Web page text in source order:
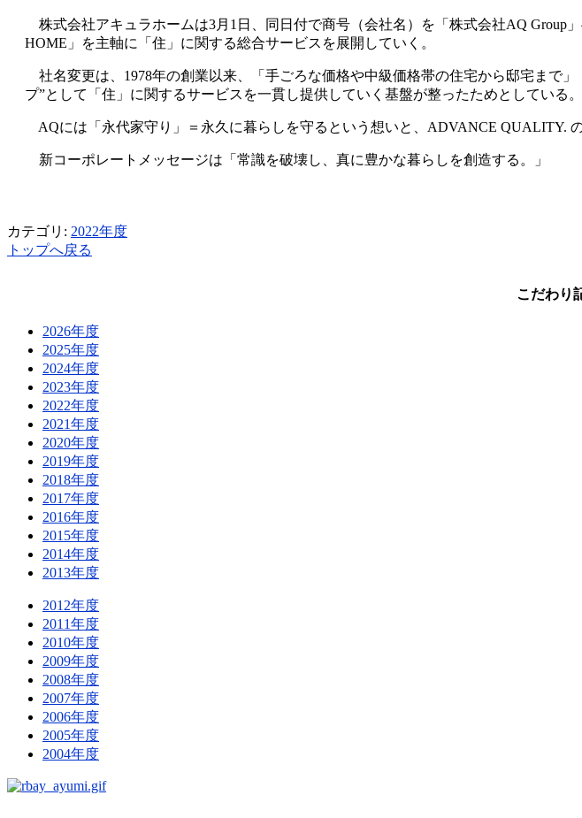
株式会社アキュラホームは3月1日、同日付で商号（会社名）を「株式会社AQ Group
HOME」を主軸に「住」に関する総合サービスを展開していく。
社名変更は、1978年の創業以来、「手ごろな価格や中級価格帯の住宅から邸宅まで
プ”として「住」に関するサービスを一貫し提供していく基盤が整ったためとしている。
AQには「永代家守り」＝永久に暮らしを守るという想いと、ADVANCE QUALITY.
新コーポレートメッセージは「常識を破壊し、真に豊かな暮らしを創造する。」
カテゴリ: 2022年度
トップへ戻る
こだわり
2026年度
2025年度
2024年度
2023年度
2022年度
2021年度
2020年度
2019年度
2018年度
2017年度
2016年度
2015年度
2014年度
2013年度
2012年度
2011年度
2010年度
2009年度
2008年度
2007年度
2006年度
2005年度
2004年度